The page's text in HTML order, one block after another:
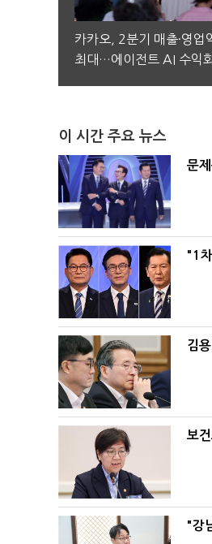
카카오, 2분기 매출·영업
최대…에이전트 AI 수익
이 시간 주요 뉴스
문
"1
김
보
"강